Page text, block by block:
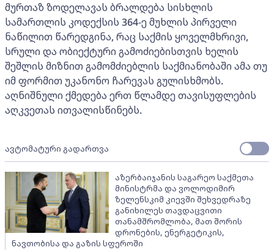
მურთაზ ზოდელავას ბრალდება სისხლის
სამართლის კოდექსის 364-ე მუხლის პირველი
ნაწილით წარედგინა, რაც საქმის ყოველმხრივი,
სრული და ობიექტური გამოძიებისთვის ხელის
შეშლის მიზნით გამომძიებლის საქმიანობაში ამა თუ
იმ ფორმით უკანონო ჩარევას გულისხმობს.
აღნიშნული ქმედება ერთ წლამდე თავისუფლების
აღკვეთას ითვალისწინებს.
ავტომატური გადართვა
აზერბაიჯანის საგარეო საქმეთა
მინისტრმა და ვოლოდიმირ
ზელენსკიმ კიევში შეხვედრაზე
განიხილეს თავდაცვითი
თანამშრომლობა, მათ შორის
დრონების, ენერგეტიკის,
ნავთობისა და გაზის სფეროში